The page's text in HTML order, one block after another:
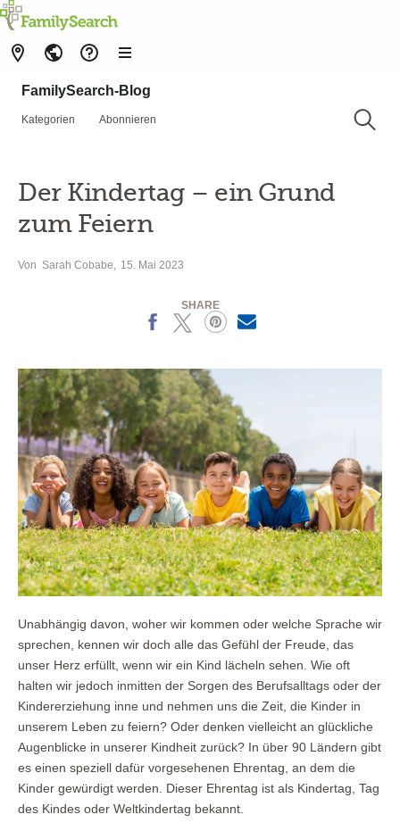
FamilySearch-Blog
Kategorien Abonnieren
Der Kindertag – ein Grund
zum Feiern
Von Sarah Cobabe 15. Mai 2023
SHARE
X
Unabhängig davon, woher wir kommen oder welche Sprache wir
sprechen, kennen wir doch alle das Gefühl der Freude, das
unser Herz erfüllt, wenn wir ein Kind lächeln sehen. Wie oft
halten wir jedoch inmitten der Sorgen des Berufsalltags oder der
Kindererziehung inne und nehmen uns die Zeit, die Kinder in
unserem Leben zu feiern? Oder denken vielleicht an glückliche
Augenblicke in unserer Kindheit zurück? In über 90 Ländern gibt
es einen speziell dafür vorgesehenen Ehrentag, an dem die
Kinder gewürdigt werden. Dieser Ehrentag ist als Kindertag, Tag
des Kindes oder Weltkindertag bekannt.